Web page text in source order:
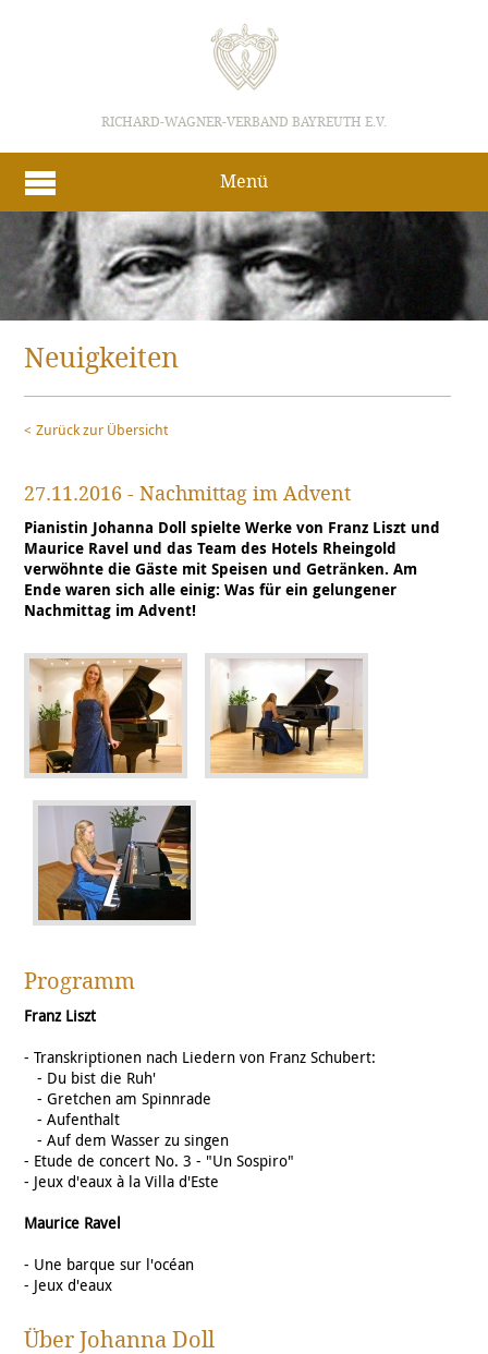
RICHARD-WAGNER-VERBAND BAYREUTH E.V.
Menü
Neuigkeiten
Zurück zur Übersicht
27.11.2016 - Nachmittag im Advent
Pianistin Johanna Doll spielte Werke von Franz Liszt und
Maurice Ravel und das Team des Hotels Rheingold
verwöhnte die Gäste mit Speisen und Getränken. Am
Ende waren sich alle einig: Was für ein gelungener
Nachmittag im Advent!
Programm
Franz Liszt
- Transkriptionen nach Liedern von Franz Schubert:
- Du bist die Ruh'
- Gretchen am Spinnrade
- Aufenthalt
- Auf dem Wasser zu singen
- Etude de concert No. 3 - "Un Sospiro"
- Jeux d'eaux à la Villa d'Este
Maurice Ravel
- Une barque sur l'océan
- Jeux d'eaux
Über Johanna Doll